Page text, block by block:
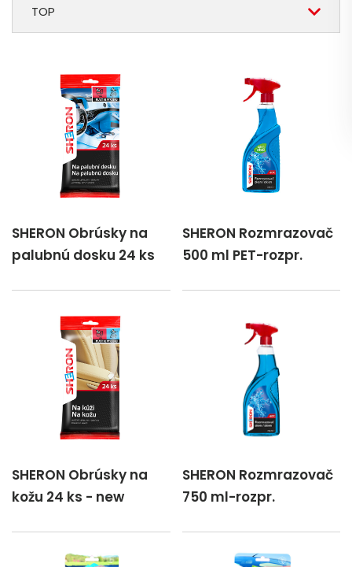
TOP
SHERON Obrúsky na
palubnú dosku 24 ks
SHERON Rozmrazovač
500 ml PET-rozpr.
SHERON Obrúsky na
kožu 24 ks - new
SHERON Rozmrazovač
750 ml-rozpr.